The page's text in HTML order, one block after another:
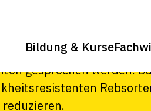
Bildung & Kurse
können für die
gesprochen werden.